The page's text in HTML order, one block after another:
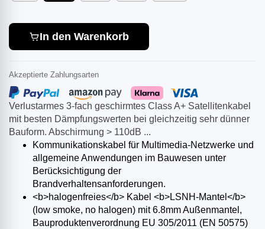
Verlustarmes 3-fach geschirmtes Class A+ Satellitenkabel
mit besten Dämpfungswerten bei gleichzeitig sehr dünner
Bauform. Abschirmung > 110dB ...
Kommunikationskabel für Multimedia-Netzwerke und
allgemeine Anwendungen im Bauwesen unter
Berücksichtigung der
Brandverhaltensanforderungen.
<b>halogenfreies</b> Kabel <b>LSNH-Mantel</b>
(low smoke, no halogen) mit 6.8mm Außenmantel,
Bauproduktenverordnung EU 305/2011 (EN 50575)
In den Warenkorb
Akzeptierte Zahlungsarten